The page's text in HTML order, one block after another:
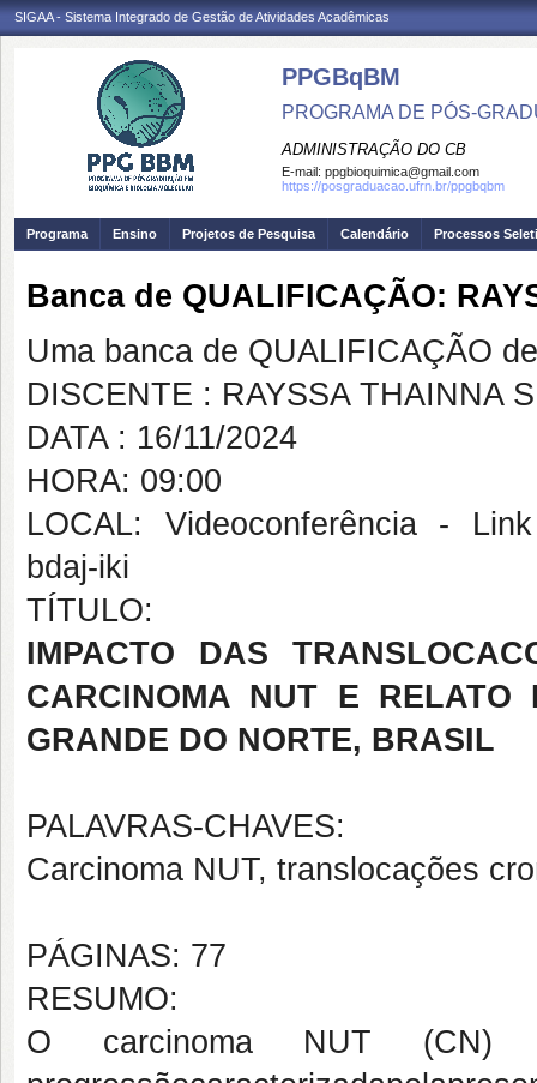
SIGAA - Sistema Integrado de Gestão de Atividades Acadêmicas
PPGBqBM
PROGRAMA DE PÓS-
ADMINISTRAÇÃO DO CB
E-mail: ppgbioquimica@gmail.com
https://posgraduacao.ufrn.br/ppgbqbm
Programa Ensino Projetos de Pesquisa Calendário Processos
Banca de QUALIFICAÇÃO:
Uma banca de QUALIFICAÇÃO
DISCENTE : RAYSSA THAINNA
DATA : 16/11/2024
HORA: 09:00
LOCAL: Videoconferência -
bdaj-iki
TÍTULO:
IMPACTO DAS
CARCINOMA NUT E
GRANDE DO NORTE, BRASIL
PALAVRAS-CHAVES:
Carcinoma NUT, translocações
PÁGINAS: 77
RESUMO:
O carcinoma NUT